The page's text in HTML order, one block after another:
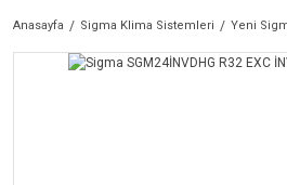
Anasayfa Sigma Klima Sistemleri Yeni